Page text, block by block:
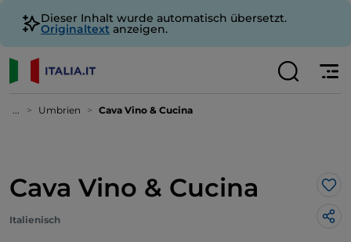
Dieser Inhalt wurde automatisch übersetzt.
Originaltext anzeigen.
... Umbrien Cava Vino & Cucina
Cava Vino & Cucina
Italienisch